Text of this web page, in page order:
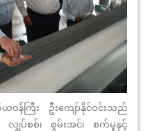
ယဝန်ကြီး ဦးကျော်နိုင်ဝင်းသည်
လျှပ်စစ်၊ စွမ်းအင်၊ စက်မှုနှင့်